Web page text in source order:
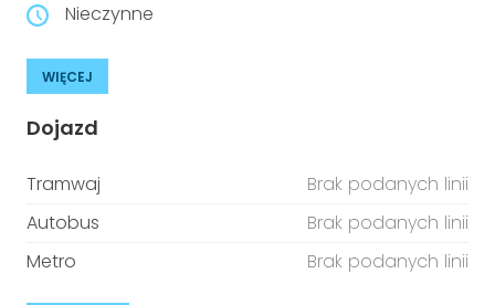
Nieczynne
WIĘCEJ
Dojazd
Tramwaj
Brak podanych linii
Autobus
Brak podanych linii
Metro
Brak podanych linii